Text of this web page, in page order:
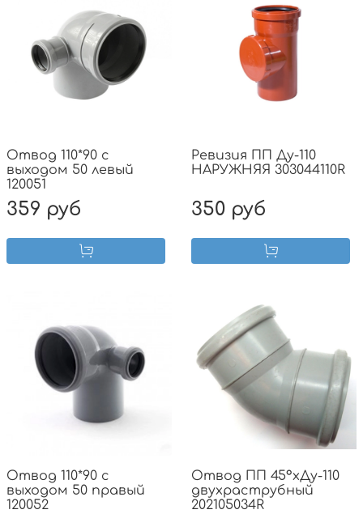
Отвод 110*90 с
выходом 50 левый
120051
359 руб
Ревизия ПП Ду-110
НАРУЖНЯЯ 303044110R
350 руб
Отвод 110*90 с
выходом 50 правый
120052
Отвод ПП 45°хДу-110
двухраструбный
202105034R